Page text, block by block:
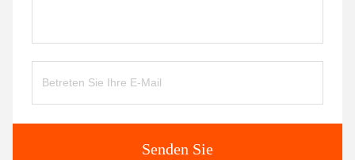
Senden Sie